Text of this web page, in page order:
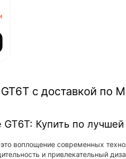
с доставкой по
Купить по
воплощение современных
и привлекательный